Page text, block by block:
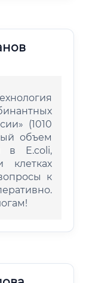
(1010
объем
в E.coli,
к